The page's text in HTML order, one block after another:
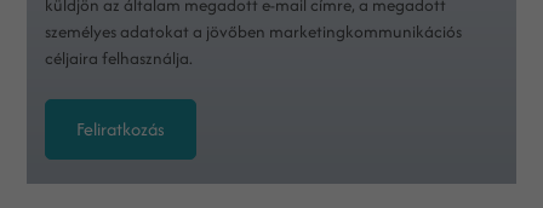
személyes adatokat a jövőben marketingkommunikációs
céljaira felhasználja.
Feliratkozás